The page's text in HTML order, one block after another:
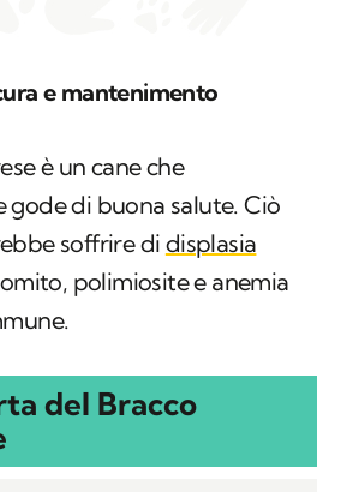
e mantenimento
è un cane che
di buona salute. Ciò
soffrire di displasia
polimiosite e anemia
del Bracco